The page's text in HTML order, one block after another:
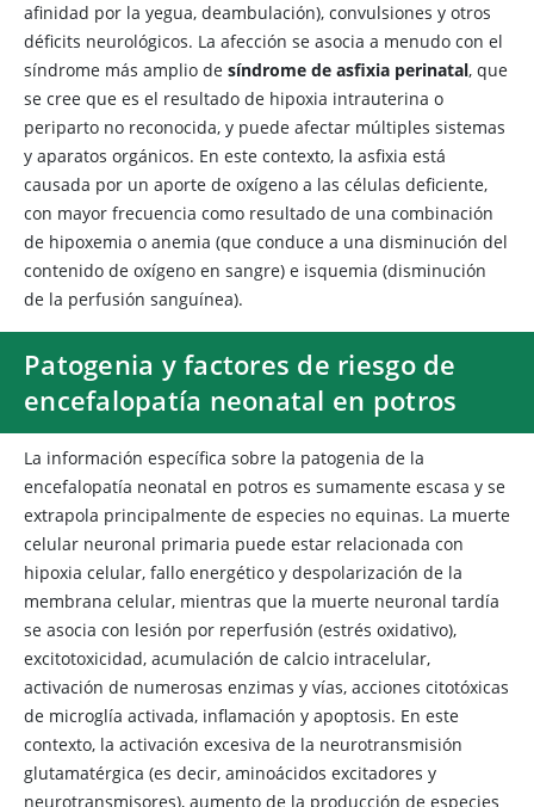
afinidad por la yegua, deambulación), convulsiones y otros
déficits neurológicos. La afección se asocia a menudo con el
síndrome más amplio de síndrome de asfixia perinatal, que
se cree que es el resultado de hipoxia intrauterina o
periparto no reconocida, y puede afectar múltiples sistemas
y aparatos orgánicos. En este contexto, la asfixia está
causada por un aporte de oxígeno a las células deficiente,
con mayor frecuencia como resultado de una combinación
de hipoxemia o anemia (que conduce a una disminución del
contenido de oxígeno en sangre) e isquemia (disminución
de la perfusión sanguínea).
Patogenia y factores de riesgo de
encefalopatía neonatal en potros
La información específica sobre la patogenia de la
encefalopatía neonatal en potros es sumamente escasa y se
extrapola principalmente de especies no equinas. La muerte
celular neuronal primaria puede estar relacionada con
hipoxia celular, fallo energético y despolarización de la
membrana celular, mientras que la muerte neuronal tardía
se asocia con lesión por reperfusión (estrés oxidativo),
excitotoxicidad, acumulación de calcio intracelular,
activación de numerosas enzimas y vías, acciones citotóxicas
de microglía activada, inflamación y apoptosis. En este
contexto, la activación excesiva de la neurotransmisión
glutamatérgica (es decir, aminoácidos excitadores y
neurotransmisores), aumento de la producción de especies